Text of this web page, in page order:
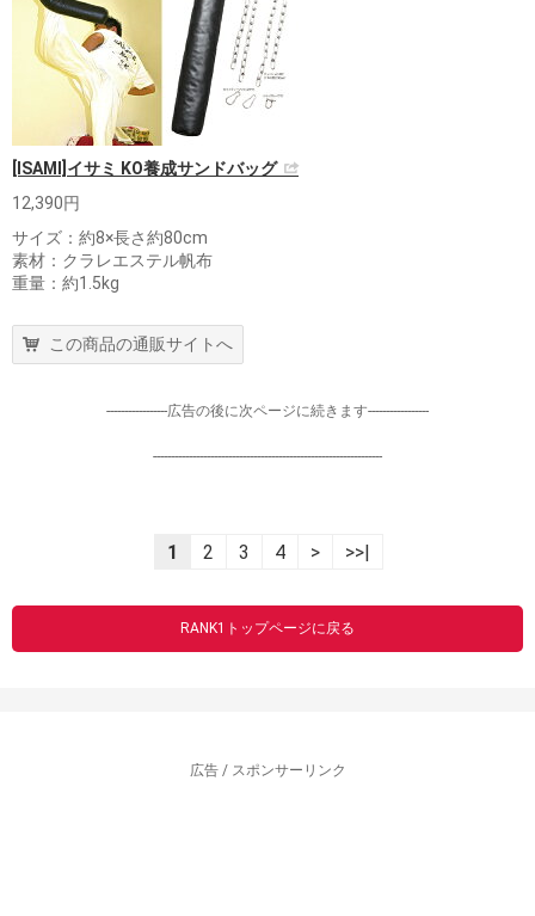
[ISAMI]イサミ KO養成サンドバッグ
12,390円
サイズ：約8×長さ約80cm
素材：クラレエステル帆布
重量：約1.5kg
この商品の通販サイトへ
-----------------広告の後に次ページに続きます-----------------
----------------------------------------------------------------
1 2 3 4 > >>|
RANK1トップページに戻る
広告 / スポンサーリンク